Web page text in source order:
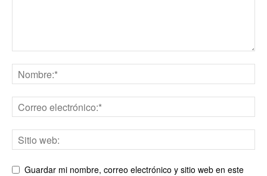
Guardar mi nombre, correo electrónico y sitio web en este